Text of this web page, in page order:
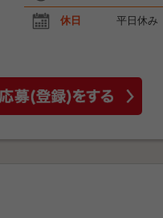
休日 平日休み